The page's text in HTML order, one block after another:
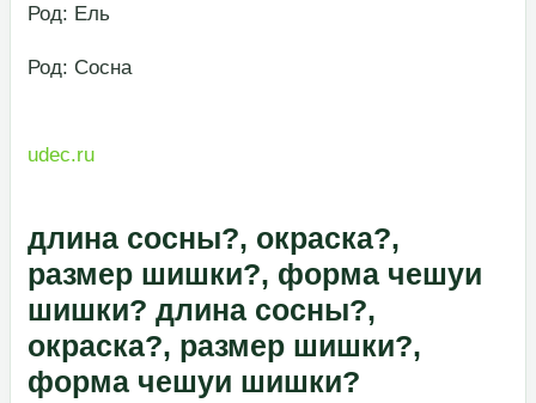
​Род: Ель​
​Род: Сосна​
udec.ru
длина сосны?, окраска?,
размер шишки?, форма чешуи
шишки? длина сосны?,
окраска?, размер шишки?,
форма чешуи шишки?